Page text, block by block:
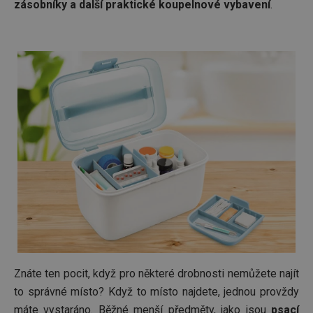
zásobníky a další praktické koupelnové vybavení.
Znáte ten pocit, když pro některé drobnosti nemůžete najít
to správné místo? Když to místo najdete, jednou provždy
máte vystaráno. Běžné menší předměty, jako jsou psací